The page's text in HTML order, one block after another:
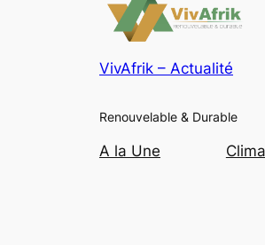
VivAfrik – Actualité
Renouvelable & Durable
A la Une